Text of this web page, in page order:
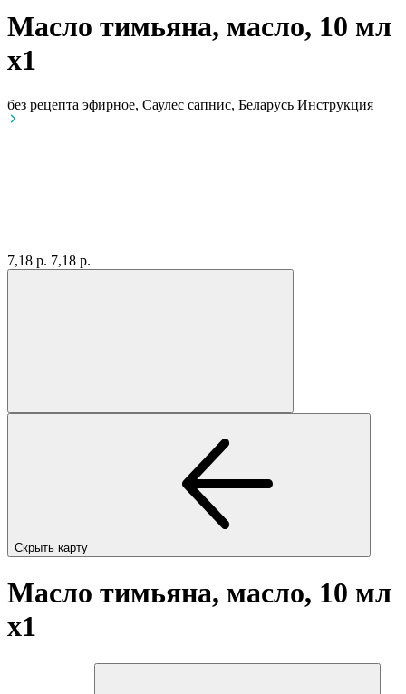
Масло тимьяна, масло, 10 мл
x1
без рецепта эфирное, Саулес сапнис, Беларусь Инструкция
7,18 р. 7,18 р.
Скрыть карту
Масло тимьяна, масло, 10 мл
x1